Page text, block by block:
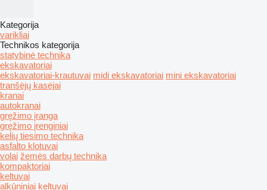
Kategorija
varikliai
Technikos kategorija
statybinė technika
ekskavatoriai
ekskavatoriai-krautuvai midi ekskavatoriai mini ekskavatoriai
tranšėjų kasėjai
kranai
autokranai
gręžimo įranga
gręžimo įrenginiai
kelių tiesimo technika
asfalto klotuvai
volai žemės darbų technika
kompaktoriai
keltuvai
alkūniniai keltuvai